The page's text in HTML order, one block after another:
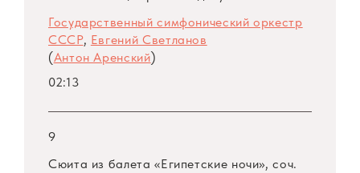
Государственный симфонический оркестр
СССР, Евгений Светланов
(Антон Аренский)
02:13
9
Сюита из балета «Египетские ночи», соч.